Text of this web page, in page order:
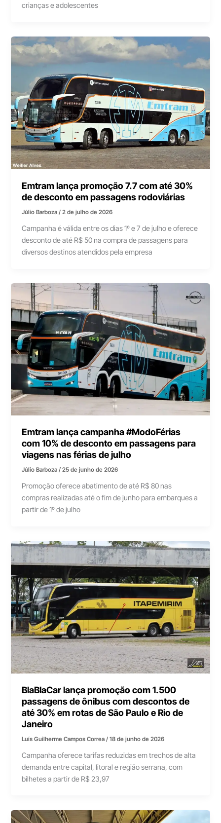
crianças e adolescentes
Emtram lança promoção 7.7 com até 30%
de desconto em passagens rodoviárias
Júlio Barboza/2 de julho de 2026
Campanha é válida entre os dias 1º e 7 de julho e oferece
desconto de até R$ 50 na compra de passagens para
diversos destinos atendidos pela empresa
Emtram lança campanha #ModoFérias
com 10% de desconto em passagens para
viagens nas férias de julho
Júlio Barboza/25 de junho de 2026
Promoção oferece abatimento de até R$ 80 nas
compras realizadas até o fim de junho para embarques a
partir de 1º de julho
BlaBlaCar lança promoção com 1.500
passagens de ônibus com descontos de
até 30% em rotas de São Paulo e Rio de
Janeiro
Luís Guilherme Campos Correa/18 de junho de 2026
Campanha oferece tarifas reduzidas em trechos de alta
demanda entre capital, litoral e região serrana, com
bilhetes a partir de R$ 23,97